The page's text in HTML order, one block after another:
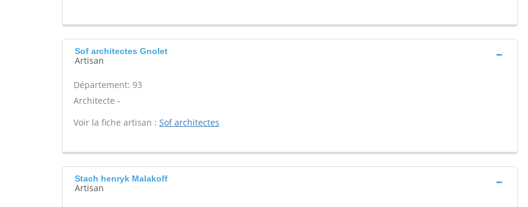
Sof architectes Gnolet
Artisan
Département: 93
Architecte -
Voir la fiche artisan : Sof architectes
Stach henryk Malakoff
Artisan